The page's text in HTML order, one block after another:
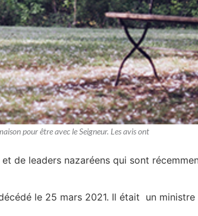
pour être avec le Seigneur. Les avis ont
de leaders nazaréens qui sont
le 25 mars 2021. Il était un ministre